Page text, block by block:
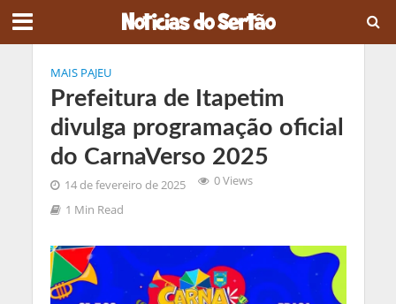
MAIS PAJEU
Prefeitura de Itapetim
divulga programação oficial
do CarnaVerso 2025
14 de fevereiro de 2025
0 Views
1 Min Read